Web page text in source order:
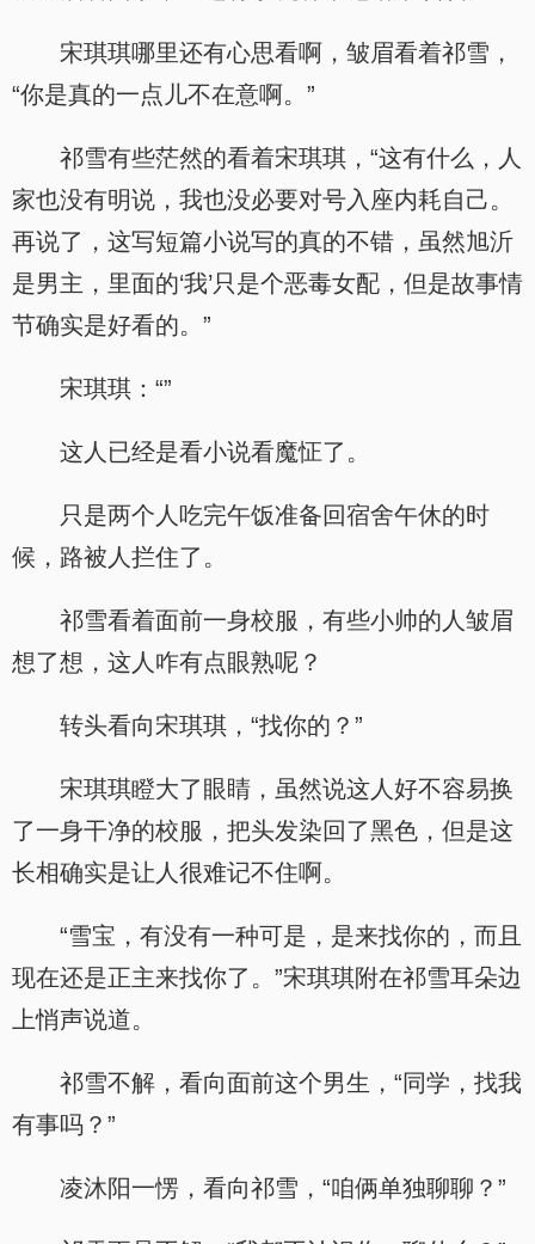
宋琪琪哪里还有心思看啊，皱眉看着祁雪，
“你是真的一点儿不在意啊。”
祁雪有些茫然的看着宋琪琪，“这有什么，人
家也没有明说，我也没必要对号入座内耗自己。
再说了，这写短篇小说写的真的不错，虽然旭沂
是男主，里面的‘我’只是个恶毒女配，但是故事情
节确实是好看的。”
宋琪琪：“”
这人已经是看小说看魔怔了。
只是两个人吃完午饭准备回宿舍午休的时
候，路被人拦住了。
祁雪看着面前一身校服，有些小帅的人皱眉
想了想，这人咋有点眼熟呢？
转头看向宋琪琪，“找你的？”
宋琪琪瞪大了眼睛，虽然说这人好不容易换
了一身干净的校服，把头发染回了黑色，但是这
长相确实是让人很难记不住啊。
“雪宝，有没有一种可是，是来找你的，而且
现在还是正主来找你了。”宋琪琪附在祁雪耳朵边
上悄声说道。
祁雪不解，看向面前这个男生，“同学，找我
有事吗？”
凌沐阳一愣，看向祁雪，“咱俩单独聊聊？”